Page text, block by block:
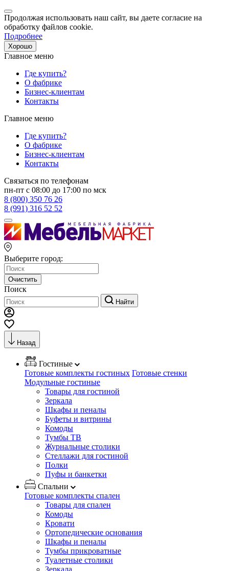
Продолжая использовать наш сайт, вы даете согласие на
обработку файлов cookie.
Подробнее
Хорошо
Главное меню
Где купить?
О фабрике
Бизнес-клиентам
Контакты
Главное меню
Где купить?
О фабрике
Бизнес-клиентам
Контакты
Связаться по телефонам
пн-пт с 08:00 до 17:00 по мск
8 (800) 350 76 26
8 (991) 316 52 52
Выберите город:
Очистить
Поиск
Найти
Назад
Гостиные
Готовые комплекты гостиных Готовые стенки
Модульные гостиные
Товары для гостиной
Зеркала
Шкафы и пеналы
Буфеты и витрины
Комоды
Тумбы ТВ
Журнальные столики
Стеллажи для гостиной
Полки
Пуфы и банкетки
Спальни
Готовые комплекты спален
Товары для спален
Комоды
Кровати
Ортопедические основания
Шкафы и пеналы
Тумбы прикроватные
Туалетные столики